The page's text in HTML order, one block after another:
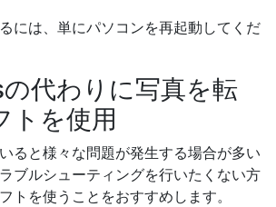
には、単にパソコンを再起動してくだ
代わりに写真を転
トを使用
ると様々な問題が発生する場合が多い
ブルシューティングを行いたくない方
トを使うことをおすすめします。